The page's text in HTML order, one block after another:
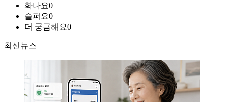
화나요0
슬퍼요0
더 궁금해요0
최신뉴스